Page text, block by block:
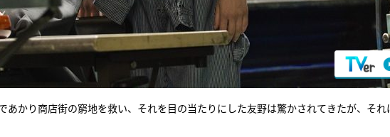
あかり商店街の窮地を救い、それを目の当たりにした友野は驚かされてきたが、それ